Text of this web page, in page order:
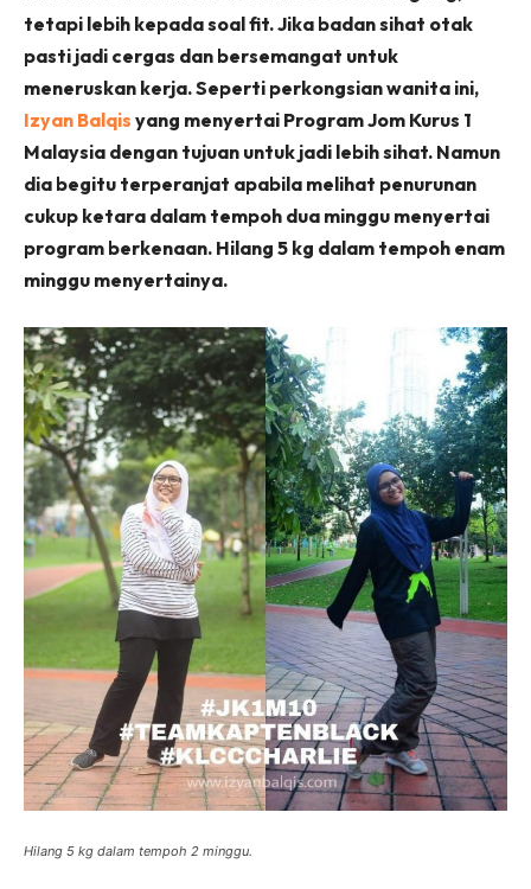
tetapi lebih kepada soal fit. Jika badan sihat otak
pasti jadi cergas dan bersemangat untuk
meneruskan kerja. Seperti perkongsian wanita ini,
Izyan Balqis yang menyertai Program Jom Kurus 1
Malaysia dengan tujuan untuk jadi lebih sihat. Namun
dia begitu terperanjat apabila melihat penurunan
cukup ketara dalam tempoh dua minggu menyertai
program berkenaan. Hilang 5 kg dalam tempoh enam
minggu menyertainya.
Hilang 5 kg dalam tempoh 2 minggu.